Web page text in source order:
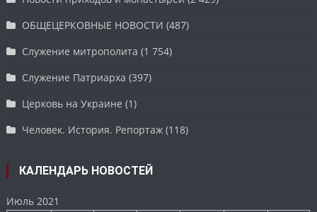
ОБЩЕЦЕРКОВНЫЕ НОВОСТИ (487)
Служение митрополита (1 754)
Служение Патриарха (397)
Церковь на Украине (1)
Человек. История. Репортаж (118)
КАЛЕНДАРЬ НОВОСТЕЙ
Июль 2021